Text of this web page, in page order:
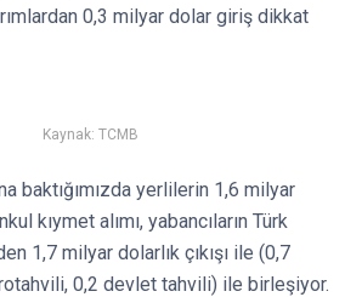
0,3 milyar dolar giriş dikkat
Kaynak: TCMB
baktığımızda yerlilerin 1,6 milyar
kıymet alımı, yabancıların Türk
1,7 milyar dolarlık çıkışı ile (0,7
0,2 devlet tahvili) ile birleşiyor.